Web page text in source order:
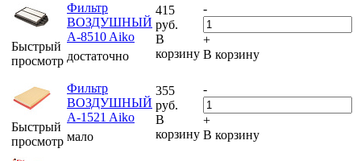
Быстрый
просмотр
Фильтр
ВОЗДУШНЫЙ
A-8510 Aiko
достаточно
415
руб.
В
корзину
-
+
В корзину
Быстрый
просмотр
Фильтр
ВОЗДУШНЫЙ
A-1521 Aiko
мало
355
руб.
В
корзину
-
+
В корзину